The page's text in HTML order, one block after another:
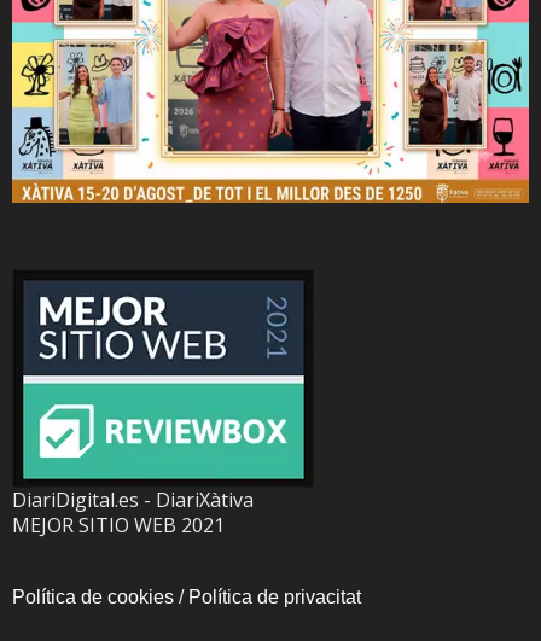
DiariDigital.es - DiariXàtiva
MEJOR SITIO WEB 2021
Política de cookies / Política de privacitat